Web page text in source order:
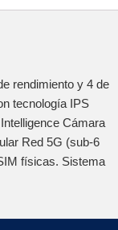
rendimiento y 4 de
tecnología IPS
Cámara
Red 5G (sub‑6
físicas. Sistema